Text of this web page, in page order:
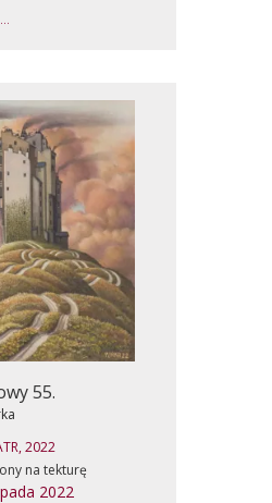
55.
2022
na tekturę
2022